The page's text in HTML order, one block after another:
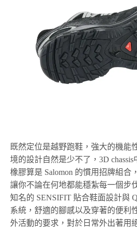
既然定位是越野跑鞋，強大的機能
境的設計自然是少不了，3D chassis
橡膠算是 Salomon 的慣用招牌組合
讓你不論在何地都能穩紮每一個步
知名的 SENSIFIT 貼合鞋面設計與
系統，舒適的腳感以及穿著的便利
外活動的要求，對於日常外出著用